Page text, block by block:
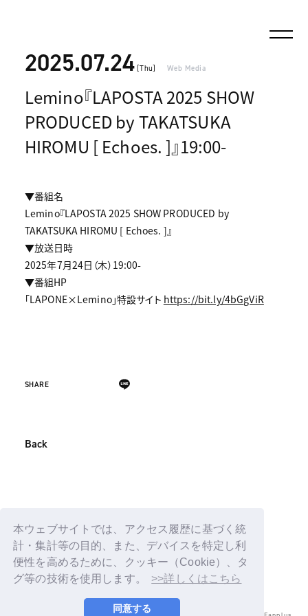
本ウェブサイトでは、アクセス履歴に基づく統
計・集計等の目的、また、デバイスを特定し利
便性を高めるために、クッキー（Cookie）、タ
グ等の技術を使用します。
>>詳しくはこちら
同意する
2025.07.24 [Thu] Web Media
Lemino『LAPOSTA 2025 SHOW
PRODUCED by TAKATSUKA
HIROMU [ Echoes. ]』19:00-
▼番組名
Lemino『LAPOSTA 2025 SHOW PRODUCED by
TAKATSUKA HIROMU [ Echoes. ]』
▼放送日時
2025年7月24日（木）19:00-
▼番組HP
「LAPONE×Lemino」特設サイト https://bit.ly/4bGgViR
SHARE
Back